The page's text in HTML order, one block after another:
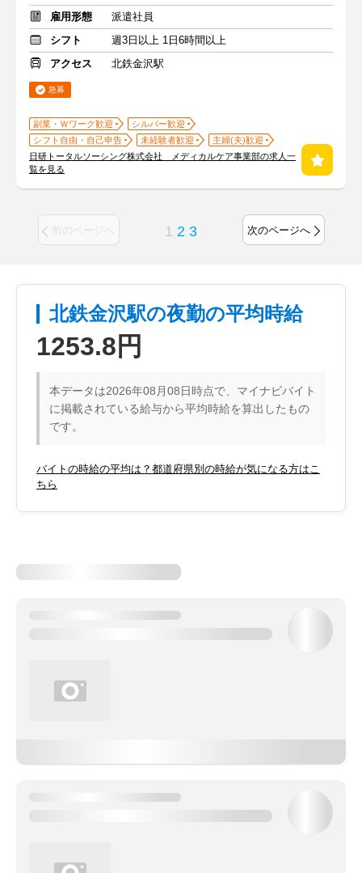
雇用形態
派遣社員
シフト
週3日以上 1日6時間以上
アクセス
北鉄金沢駅
急募
副業・Ｗワーク歓迎
シルバー歓迎
シフト自由・自己申告
未経験者歓迎
主婦(夫)歓迎
日研トータルソーシング株式会社 メディカルケア事業部の求人一
覧を見る
前のページへ 1 2 3 次のページへ
北鉄金沢駅の夜勤の平均時給
1253.8円
本データは2026年08月08日時点で、マイナビバイト
に掲載されている給与から平均時給を算出したもの
です。
バイトの時給の平均は？都道府県別の時給が気になる方はこ
ちら